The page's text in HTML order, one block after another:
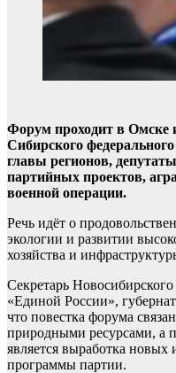
Форум проходит в Омске
Сибирского
главы регионов,
партийных проектов,
военной операции.
Речь идёт о
экологии и развитии
хозяйства и
Секретарь
«Единой России»,
что повестка форума
природными ресурсами, а
является выработка
программы партии.